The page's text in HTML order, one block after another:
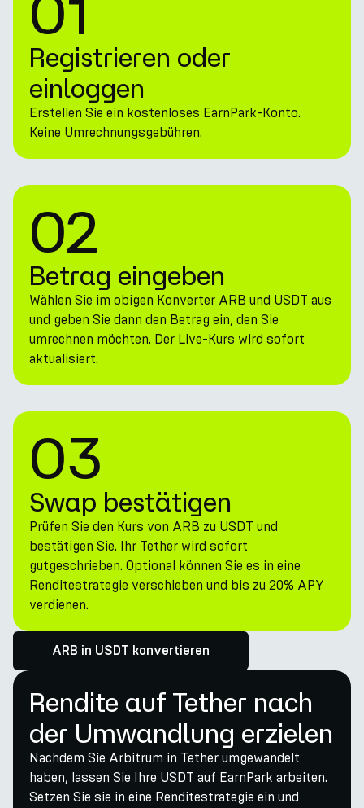
Registrieren oder
einloggen
Erstellen Sie ein kostenloses EarnPark-Konto.
Keine Umrechnungsgebühren.
02
Betrag eingeben
Wählen Sie im obigen Konverter ARB und USDT aus
und geben Sie dann den Betrag ein, den Sie
umrechnen möchten. Der Live-Kurs wird sofort
aktualisiert.
03
Swap bestätigen
Prüfen Sie den Kurs von ARB zu USDT und
bestätigen Sie. Ihr Tether wird sofort
gutgeschrieben. Optional können Sie es in eine
Renditestrategie verschieben und bis zu 20% APY
verdienen.
ARB in USDT konvertieren
Rendite auf Tether nach
der Umwandlung erzielen
Nachdem Sie Arbitrum in Tether umgewandelt
haben, lassen Sie Ihre USDT auf EarnPark arbeiten.
Setzen Sie sie in eine Renditestrategie ein und